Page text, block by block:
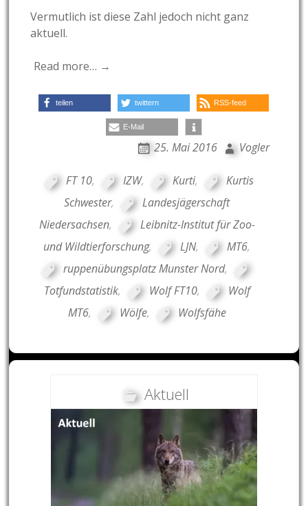
Vermutlich ist diese Zahl jedoch nicht ganz
aktuell.
Read more… →
teilen twittern RSS-feed
E-Mail
25. Mai 2016 Vogler
FT 10, IZW, Kurti,
Kurtis
Schwester,
Landesjägerschaft
Niedersachsen,
Leibnitz-Institut für Zoo-
und Wildtierforschung, LJN, MT6,
ruppenübungsplatz Munster Nord,
Totfundstatistik, Wolf FT10,
Wolf
MT6, Wölfe, Wolfsfähe
Aktuell